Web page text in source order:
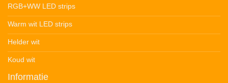
RGB+WW LED strips
Warm wit LED strips
Helder wit
Koud wit
Informatie